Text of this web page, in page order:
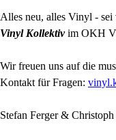
Alles neu, alles Vinyl -
Vinyl Kollektivim OKH
Wir freuen uns auf die
Kontakt für Fragen:
Stefan Ferger &